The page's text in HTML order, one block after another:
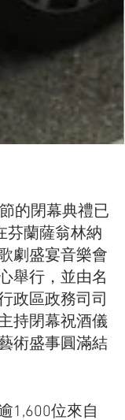
的閉幕典禮已
芬蘭薩翁林納
劇盛宴音樂會
舉行，並由名
政區政務司司
持閉幕祝酒儀
術盛事圓滿結
1,600位來自